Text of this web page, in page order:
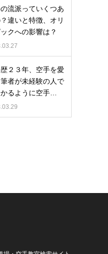
流派っていくつあ
違いと特徴、オリ
クへの影響は？
２３年、空手を愛
者が未経験の人で
るように空手…